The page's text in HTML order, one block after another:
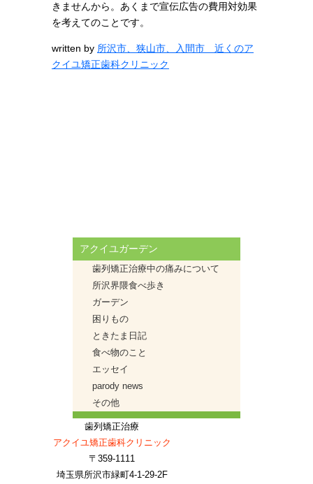
きませんから。あくまで宣伝広告の費用対効果
を考えてのことです。
written by 所沢市、狭山市、入間市 近くのア
クイユ矯正歯科クリニック
アクイユガーデン
歯列矯正治療中の痛みについて
所沢界隈食べ歩き
ガーデン
困りもの
ときたま日記
食べ物のこと
エッセイ
parody news
その他
歯列矯正治療
アクイユ矯正歯科クリニック
〒359-1111
埼玉県所沢市緑町4-1-29-2F